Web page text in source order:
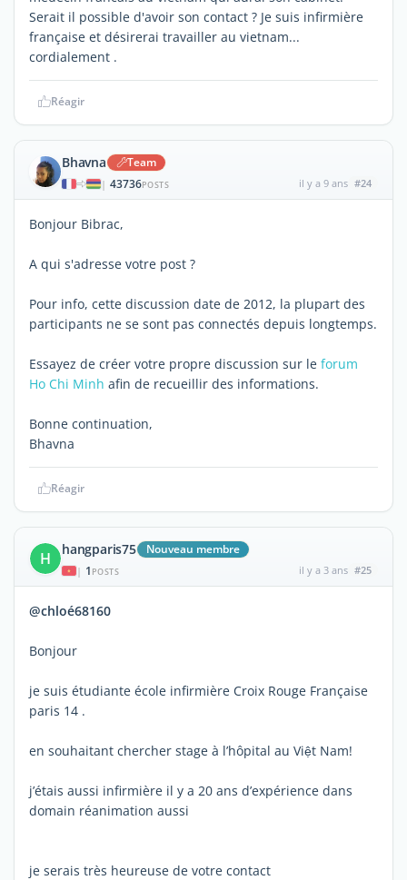
Serait il possible d'avoir son contact ? Je suis infirmière
française et désirerai travailler au vietnam...
cordialement .
Réagir
Bhavna Team
| 43736POSTS il y a 9 ans #24
Bonjour Bibrac,
A qui s'adresse votre post ?
Pour info, cette discussion date de 2012, la plupart des
participants ne se sont pas connectés depuis longtemps.
Essayez de créer votre propre discussion sur le forum
Ho Chi Minh afin de recueillir des informations.
Bonne continuation,
Bhavna
Réagir
H hangparis75 Nouveau membre
| 1 POSTS il y a 3 ans #25
@chloé68160
Bonjour
je suis étudiante école infirmière Croix Rouge Française
paris 14 .
en souhaitant chercher stage à l’hôpital au Việt Nam!
j’étais aussi infirmière il y a 20 ans d’expérience dans
domain réanimation aussi
je serais très heureuse de votre contact